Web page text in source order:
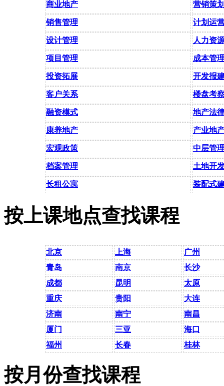
商业地产 营销策
销售管理 计划运
设计管理 人力资
项目管理 成本管
投资拓展 开发报
客户关系 楼盘考
融资模式 地产法
康养地产 产业地
宏观政策 中层管
档案管理 土地开
长租公寓 装配式
按上课地点查找课程
北京 上海
广州
青岛
南京
长沙
成都
昆明
太原
重庆
贵阳
大连
济南
南宁
南昌
厦门
三亚
海口
福州
长春 桂林
按月份查找课程